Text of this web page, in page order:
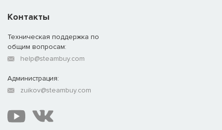
Контакты
Техническая поддержка по
общим вопросам:
help@steambuy.com
Администрация:
zuikov@steambuy.com